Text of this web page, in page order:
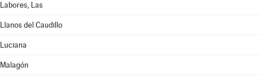
Labores, Las
Llanos del Caudillo
Luciana
Malagón